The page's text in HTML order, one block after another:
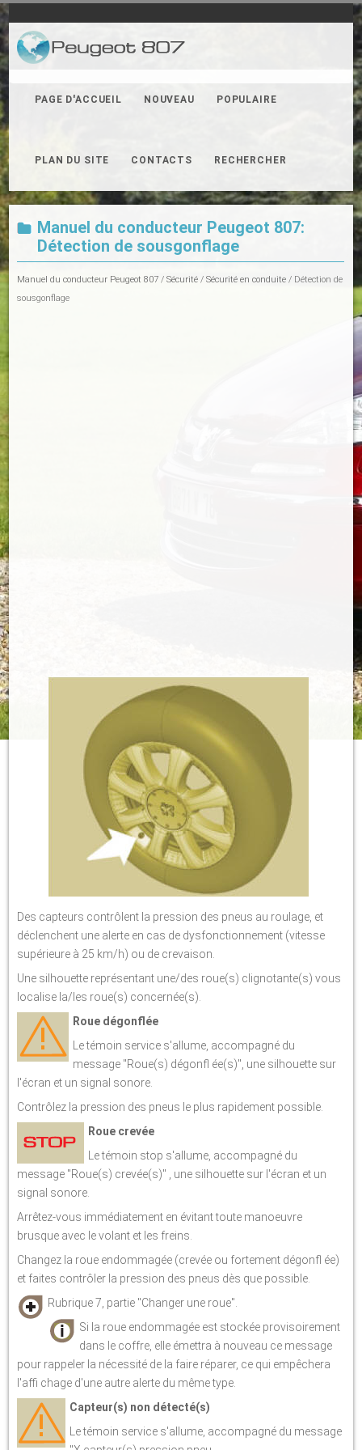
PAGE D'ACCUEIL NOUVEAU POPULAIRE
PLAN DU SITE CONTACTS RECHERCHER
Manuel du conducteur Peugeot 807:
Détection de sousgonflage
Manuel du conducteur Peugeot 807 /Sécurité /Sécurité en conduite / Détection de
sousgonflage
Des capteurs contrôlent la pression des pneus au roulage, et
déclenchent une alerte en cas de dysfonctionnement (vitesse
supérieure à 25 km/h) ou de crevaison.
Une silhouette représentant une/des roue(s) clignotante(s) vous
localise la/les roue(s) concernée(s).
Roue dégonflée
Le témoin service s'allume, accompagné du
message "Roue(s) dégonfl ée(s)", une silhouette sur
l'écran et un signal sonore.
Contrôlez la pression des pneus le plus rapidement possible.
Roue crevée
Le témoin stop s'allume, accompagné du
message "Roue(s) crevée(s)" , une silhouette sur l'écran et un
signal sonore.
Arrêtez-vous immédiatement en évitant toute manoeuvre
brusque avec le volant et les freins.
Changez la roue endommagée (crevée ou fortement dégonfl ée)
et faites contrôler la pression des pneus dès que possible.
Rubrique 7, partie "Changer une roue".
Si la roue endommagée est stockée provisoirement
dans le coffre, elle émettra à nouveau ce message
pour rappeler la nécessité de la faire réparer, ce qui empêchera
l'affi chage d'une autre alerte du même type.
Capteur(s) non détecté(s)
Le témoin service s'allume, accompagné du message